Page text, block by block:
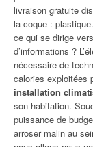
livraison gratuite
la coque :
ce qui se dirige
d’informations ?
nécessaire de
calories exploitées
installation
son habitation.
puissance de
arroser malin au